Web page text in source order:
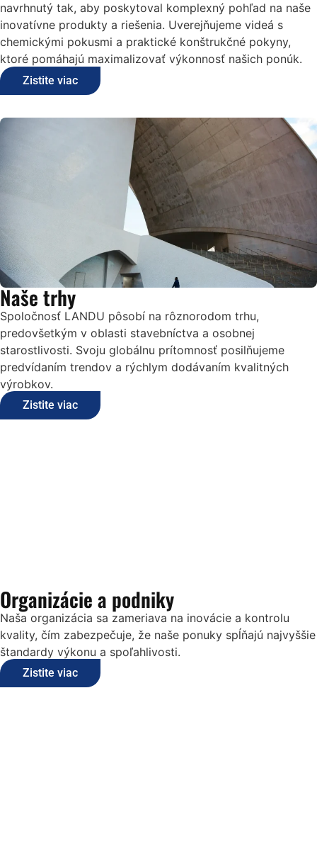
navrhnutý tak, aby poskytoval komplexný pohľad na naše
inovatívne produkty a riešenia. Uverejňujeme videá s
chemickými pokusmi a praktické konštrukčné pokyny,
ktoré pomáhajú maximalizovať výkonnosť našich ponúk.
Zistite viac
Naše trhy
Spoločnosť LANDU pôsobí na rôznorodom trhu,
predovšetkým v oblasti stavebníctva a osobnej
starostlivosti. Svoju globálnu prítomnosť posilňujeme
predvídaním trendov a rýchlym dodávaním kvalitných
výrobkov.
Zistite viac
Organizácie a podniky
Naša organizácia sa zameriava na inovácie a kontrolu
kvality, čím zabezpečuje, že naše ponuky spĺňajú najvyššie
štandardy výkonu a spoľahlivosti.
Zistite viac